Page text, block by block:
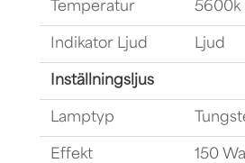
Temperatur 5600k
Indikator Ljud Ljud
Inställningsljus
Lamptyp
Effekt 150